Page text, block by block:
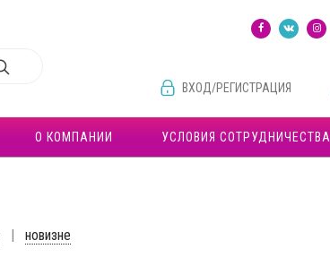
ВХОД/РЕГИСТРАЦИЯ
О КОМПАНИИ УСЛОВИЯ СОТРУДНИЧЕСТВА
| новизне